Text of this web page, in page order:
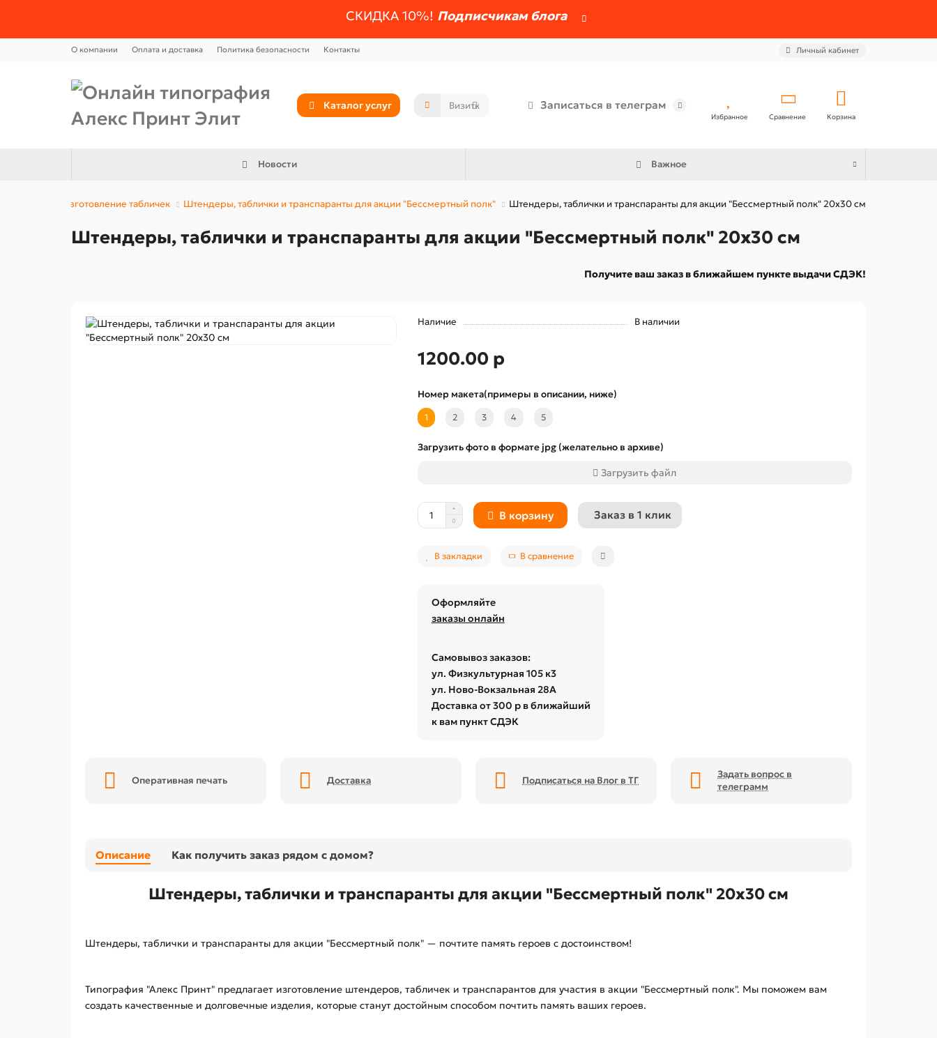
СКИДКА 10%! Подписчикам блога
О компании Оплата и доставка Политика безопасности Контакты Личный кабинет
Каталог услуг Записаться в телеграм
Избранное Сравнение Корзина
Новости Важное
Изготовление табличек Штендеры, таблички и транспаранты для акции "Бессмертный полк" Штендеры, таблички и транспаранты для акции "Бессмертный полк" 20х30 см
Штендеры, таблички и транспаранты для акции "Бессмертный полк" 20х30 см
Получите ваш заказ в ближайшем пункте выдачи СДЭК!
Наличие В наличии
1200.00 р
Номер макета(примеры в описании, ниже)
1 2 3 4 5
Загрузить фото в формате jpg (желательно в архиве)
Загрузить файл
В корзину Заказ в 1 клик
В закладки В сравнение
Оформляйте
заказы онлайн
Самовывоз заказов:
ул. Физкультурная 105 к3
ул. Ново-Вокзальная 28А
Доставка от 300 р в ближайший
к вам пункт СДЭК
Оперативная печать Доставка Подписаться на Влог в ТГ
Задать вопрос в
телеграмм
Описание Как получить заказ рядом с домом?
Штендеры, таблички и транспаранты для акции "Бессмертный полк" 20х30 см
Штендеры, таблички и транспаранты для акции "Бессмертный полк" — почтите память героев с достоинством!
Типография "Алекс Принт" предлагает изготовление штендеров, табличек и транспарантов для участия в акции "Бессмертный полк". Мы поможем вам
создать качественные и долговечные изделия, которые станут достойным способом почтить память ваших героев.